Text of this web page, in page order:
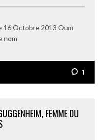
16 Octobre 2013 Oum
nom
1
FEMME DU